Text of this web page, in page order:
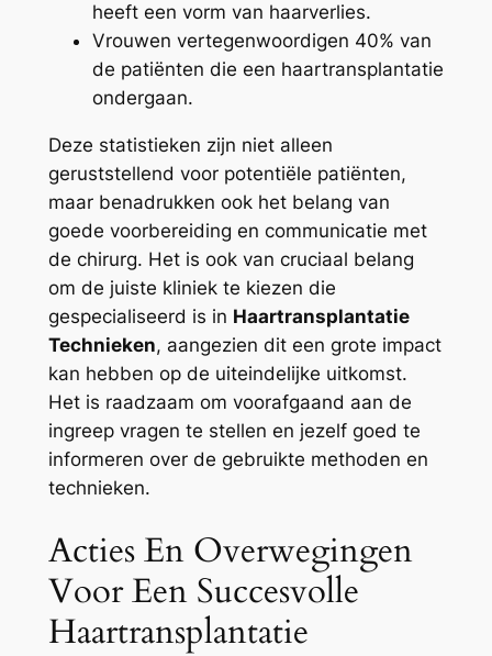
heeft een vorm van haarverlies.
Vrouwen vertegenwoordigen 40% van
de patiënten die een haartransplantatie
ondergaan.
Deze statistieken zijn niet alleen
geruststellend voor potentiële patiënten,
maar benadrukken ook het belang van
goede voorbereiding en communicatie met
de chirurg. Het is ook van cruciaal belang
om de juiste kliniek te kiezen die
gespecialiseerd is in Haartransplantatie
Technieken, aangezien dit een grote impact
kan hebben op de uiteindelijke uitkomst.
Het is raadzaam om voorafgaand aan de
ingreep vragen te stellen en jezelf goed te
informeren over de gebruikte methoden en
technieken.
Acties En Overwegingen
Voor Een Succesvolle
Haartransplantatie